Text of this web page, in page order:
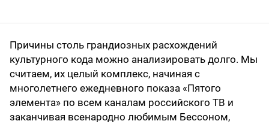
Причины столь грандиозных расхождений
культурного кода можно анализировать долго. Мы
считаем, их целый комплекс, начиная с
многолетнего ежедневного показа «Пятого
элемента» по всем каналам российского ТВ и
заканчивая всенародно любимым Бессоном,